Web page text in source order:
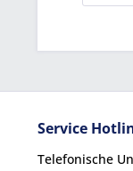
Service
Telefonische